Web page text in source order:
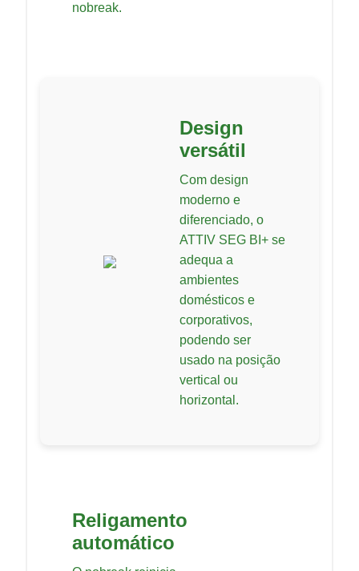
nobreak.
Design
versátil
Com design
moderno e
diferenciado, o
ATTIV SEG BI+ se
adequa a
ambientes
domésticos e
corporativos,
podendo ser
usado na posição
vertical ou
horizontal.
Religamento
automático